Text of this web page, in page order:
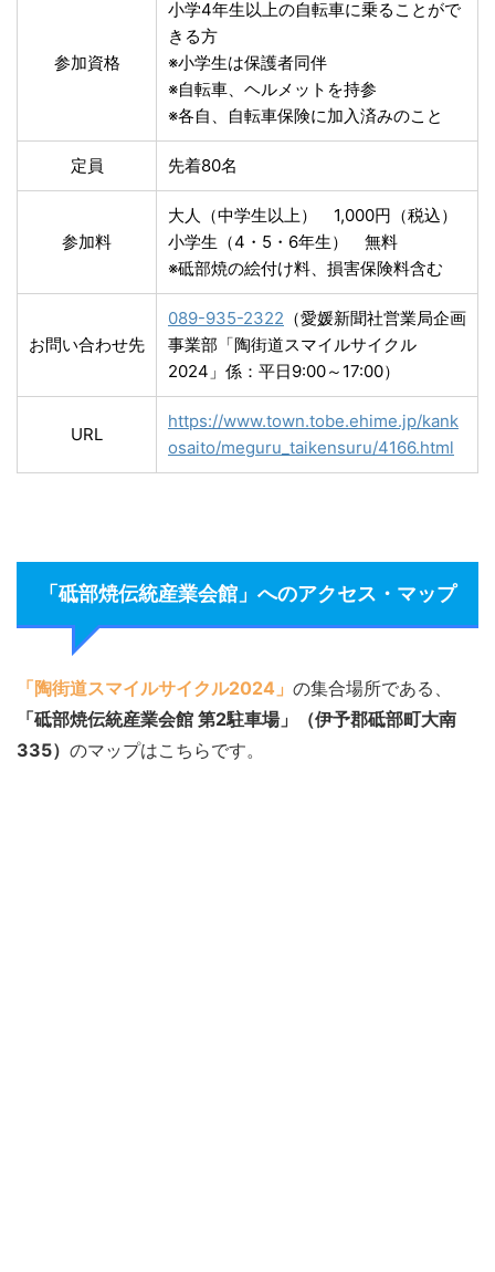
参加資格
小学4年生以上の自転車に乗ることがで
きる方
※小学生は保護者同伴
※自転車、ヘルメットを持参
※各自、自転車保険に加入済みのこと
定員 先着80名
参加料
大人（中学生以上） 1,000円（税込）
小学生（4・5・6年生） 無料
※砥部焼の絵付け料、損害保険料含む
お問い合わせ先
089-935-2322 （愛媛新聞社営業局企画
事業部「陶街道スマイルサイクル
2024」係：平日9:00～17:00）
URL
https://www.town.tobe.ehime.jp/kank
osaito/meguru_taikensuru/4166.html
「砥部焼伝統産業会館」へのアクセス・マップ
「陶街道スマイルサイクル2024」 の集合場所である、
「砥部焼伝統産業会館 第2駐車場」（伊予郡砥部町大南
335） のマップはこちらです。